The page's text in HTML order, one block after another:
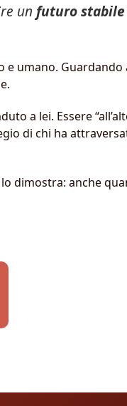
un futuro stabile
umano.
a lei. Essere
di chi ha
lo dimostra: anche